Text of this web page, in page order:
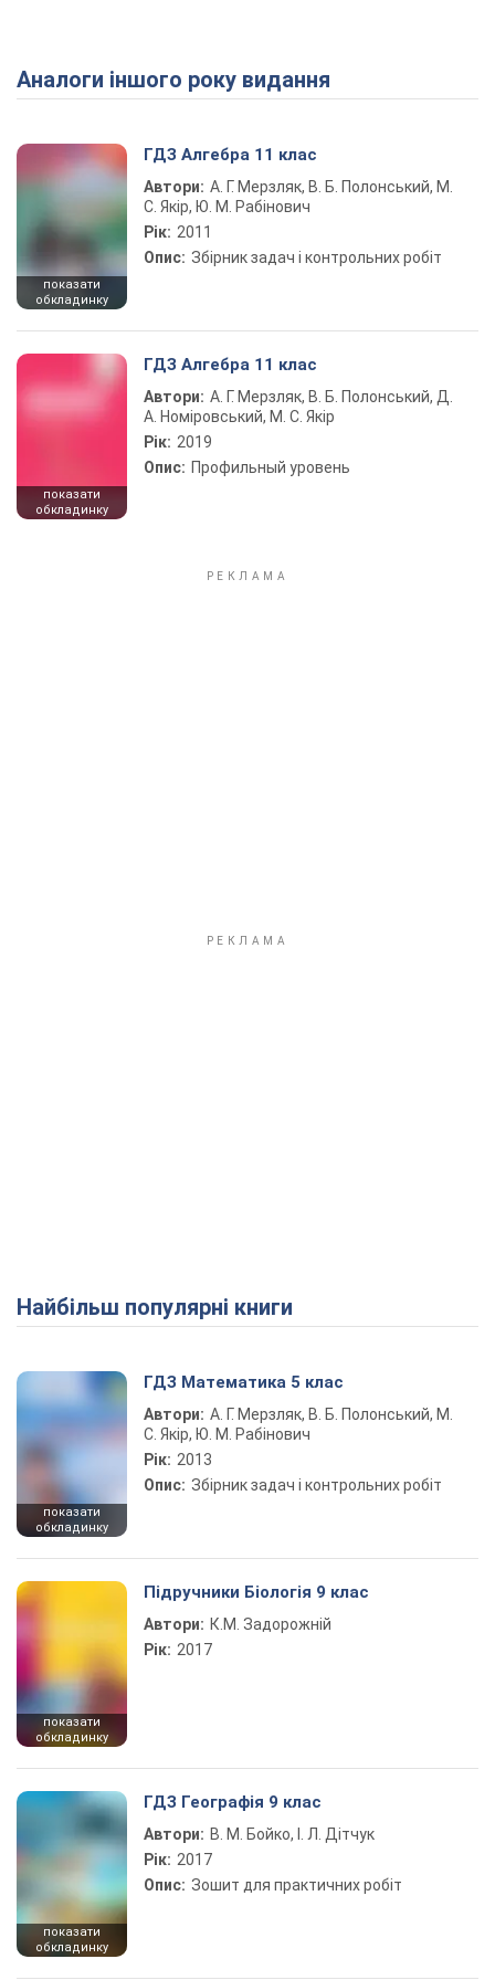
Play Video
Аналоги іншого року видання
показати
обкладинку
ГДЗ Алгебра 11 клас
Автори: А. Г. Мерзляк, В. Б. Полонський, М.
С. Якір, Ю. М. Рабінович
Рік: 2011
Опис: Збірник задач і контрольних робіт
показати
обкладинку
ГДЗ Алгебра 11 клас
Автори: А. Г. Мерзляк, В. Б. Полонський, Д.
А. Номіровський, М. С. Якір
Рік: 2019
Опис: Профильный уровень
Найбільш популярні книги
показати
обкладинку
ГДЗ Математика 5 клас
Автори: А. Г. Мерзляк, В. Б. Полонський, М.
С. Якір, Ю. М. Рабінович
Рік: 2013
Опис: Збірник задач і контрольних робіт
показати
обкладинку
Підручники Біологія 9 клас
Автори: К.М. Задорожній
Рік: 2017
показати
обкладинку
ГДЗ Географія 9 клас
Автори: В. М. Бойко, І. Л. Дітчук
Рік: 2017
Опис: Зошит для практичних робіт